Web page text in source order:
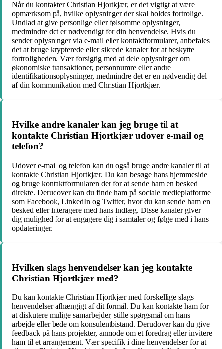
Når du kontakter Christian Hjortkjær, er det vigtigt at være
opmærksom på, hvilke oplysninger der skal holdes fortrolige.
Undlad at give personlige eller følsomme oplysninger,
medmindre det er nødvendigt for din henvendelse. Hvis du
sender oplysninger via e-mail eller kontaktformularer, anbefales
det at bruge krypterede eller sikrede kanaler for at beskytte
fortroligheden. Vær forsigtig med at dele oplysninger om
økonomiske transaktioner, personnumre eller andre
identifikationsoplysninger, medmindre det er en nødvendig del
af din kommunikation med Christian Hjortkjær.
Hvilke andre kanaler kan jeg bruge til at
kontakte Christian Hjortkjær udover e-mail og
telefon?
Udover e-mail og telefon kan du også bruge andre kanaler til at
kontakte Christian Hjortkjær. Du kan besøge hans hjemmeside
og bruge kontaktformularen der for at sende ham en besked
direkte. Derudover kan du finde ham på sociale medieplatforme
som Facebook, LinkedIn og Twitter, hvor du kan sende ham en
besked eller interagere med hans indlæg. Disse kanaler giver
dig mulighed for at engagere dig i samtaler og følge med i hans
opdateringer.
Hvilken slags henvendelser kan jeg kontakte
Christian Hjortkjær med?
Du kan kontakte Christian Hjortkjær med forskellige slags
henvendelser afhængigt af dit formål. Du kan kontakte ham for
at diskutere mulige samarbejder, stille spørgsmål om hans
arbejde eller bede om konsulentbistand. Derudover kan du give
feedback på hans projekter, anmode om et foredrag eller invitere
ham til et arrangement. Vær specifik i dine henvendelser for at